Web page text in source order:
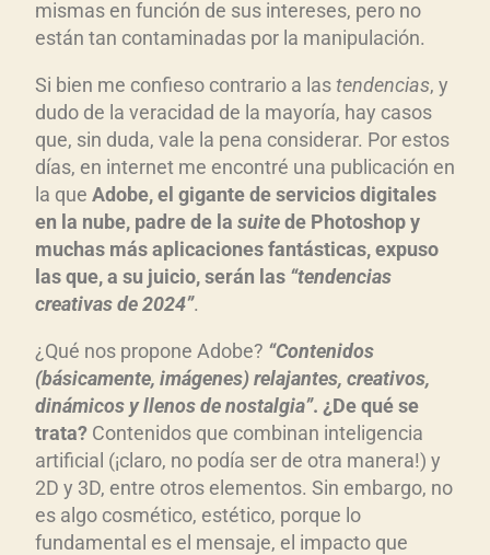
mismas en función de sus intereses, pero no
están tan contaminadas por la manipulación.
Si bien me confieso contrario a lastendencias, y
dudo de la veracidad de la mayoría, hay casos
que, sin duda, vale la pena considerar. Por estos
días, en internet me encontré una publicación en
la que Adobe, el gigante de servicios digitales
en la nube, padre de la suitede Photoshop y
muchas más aplicaciones fantásticas, expuso
las que, a su juicio, serán las “tendencias
creativas de 2024”.
¿Qué nos propone Adobe? “Contenidos
(básicamente, imágenes) relajantes, creativos,
dinámicos y llenos de nostalgia”. ¿De qué se
trata? Contenidos que combinan inteligencia
artificial (¡claro, no podía ser de otra manera!) y
2D y 3D, entre otros elementos. Sin embargo, no
es algo cosmético, estético, porque lo
fundamental es el mensaje, el impacto que